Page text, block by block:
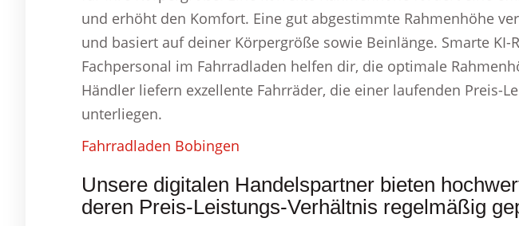
und erhöht den Komfort. Eine gut abgestimmte Rahmenhöhe
und basiert auf deiner Körpergröße sowie Beinlänge. Smarte KI-
Fachpersonal im Fahrradladen helfen dir, die optimale
Händler liefern exzellente Fahrräder, die einer laufenden Preis-
unterliegen.
Fahrradladen Bobingen
Unsere digitalen Handelspartner bieten
deren Preis-Leistungs-Verhältnis regelmäßig